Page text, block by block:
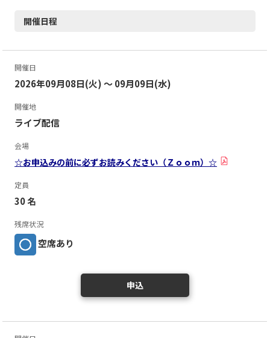
開催日程
開催日
2026年09月08日(火) ～ 09月09日(水)
開催地
ライブ配信
会場
☆お申込みの前に必ずお読みください（Ｚｏｏｍ）☆
定員
30 名
残席状況
空席あり
申込